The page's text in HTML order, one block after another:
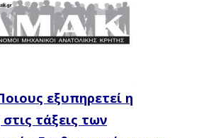
εξυπηρετεί η
τάξεις των